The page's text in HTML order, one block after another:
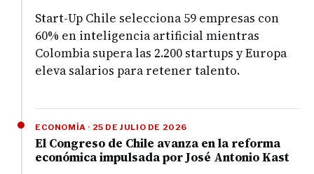
Start-Up Chile selecciona 59 empresas con
60% en inteligencia artificial mientras
Colombia supera las 2.200 startups y Europa
eleva salarios para retener talento.
ECONOMÍA · 25 DE JULIO DE 2026
El Congreso de Chile avanza en la reforma
económica impulsada por José Antonio Kast